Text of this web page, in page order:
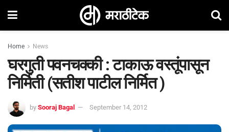
Home News
घरगुती पवनचक्की : टाकाऊ वस्तूंपासून
निर्मिती (सतीश पाटील निर्मित )
by Sooraj Bagal September 14, 2012